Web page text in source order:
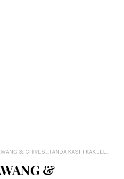
& CHIVES....TANDA KASIH KAK JEE..
&